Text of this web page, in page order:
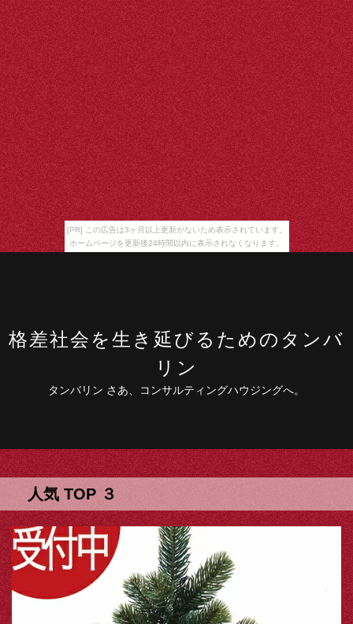
[PR] この広告は3ヶ月以上更新がないため表示されています。
ホームページを更新後24時間以内に表示されなくなります。
格差社会を生き延びるためのタンバ
リン
タンバリン さあ、コンサルティングハウジングへ。
人気 TOP ３